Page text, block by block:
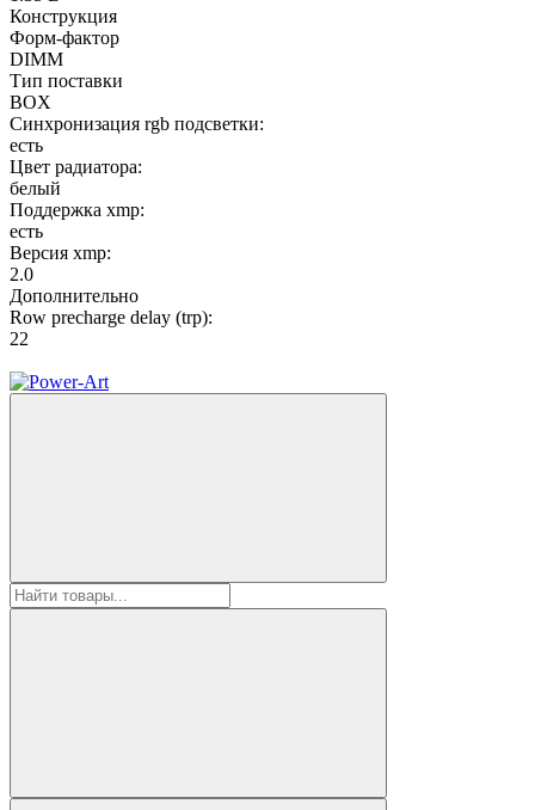
Конструкция
Форм-фактор
DIMM
Тип поставки
BOX
Синхронизация rgb подсветки:
есть
Цвет радиатора:
белый
Поддержка xmp:
есть
Версия xmp:
2.0
Дополнительно
Row precharge delay (trp):
22